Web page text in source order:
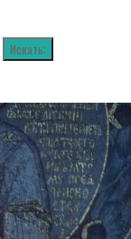
Искать:
ГОСУДАРЕВА